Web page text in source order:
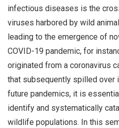
infectious diseases is the
viruses harbored by wild
leading to the emergence of
COVID-19 pandemic, for
originated from a coronavirus
that subsequently spilled over
future pandemics, it is
identify and systematically
wildlife populations. In this